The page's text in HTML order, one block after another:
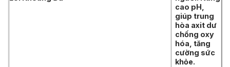
cao pH,
giúp trung
hòa axit dư
chống oxy
hóa, tăng
cường sức
khỏe.